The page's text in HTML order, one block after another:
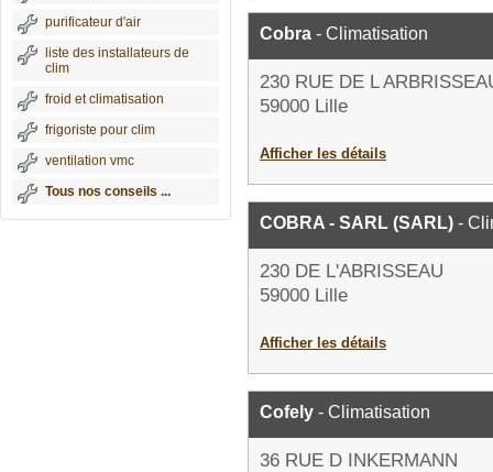
purificateur d'air
liste des installateurs de
clim
froid et climatisation
frigoriste pour clim
ventilation vmc
Tous nos conseils ...
Cobra - Climatisation
230 RUE DE L
59000 Lille
Afficher les détails
COBRA - SARL (SARL) -
230 DE L'ABRISSEAU
59000 Lille
Afficher les détails
Cofely - Climatisation
36 RUE D INKERMANN